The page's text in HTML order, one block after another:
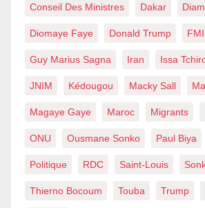
Conseil Des Ministres Dakar
Diomaye Faye Donald Trump FMI
Guy Marius Sagna Iran Issa
JNIM Kédougou Macky Sall
Magaye Gaye Maroc Migrants
ONU Ousmane Sonko Paul Biya
Politique RDC Saint-Louis
Thierno Bocoum Touba Trump